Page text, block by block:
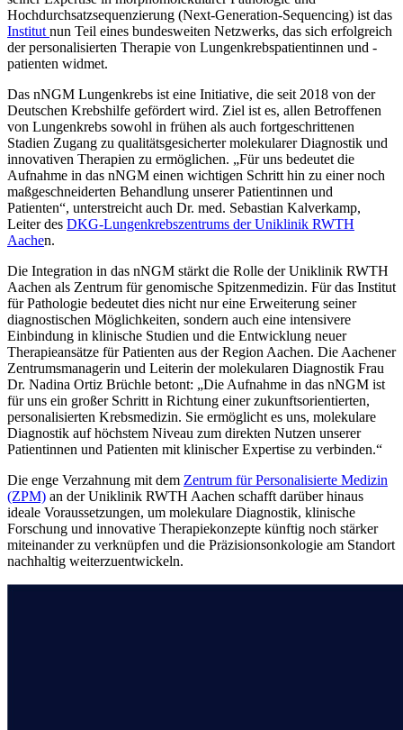
Hochdurchsatzsequenzierung (Next-Generation-Sequencing) ist das
Institutnun Teil eines bundesweiten Netzwerks, das sich erfolgreich
der personalisierten Therapie von Lungenkrebspatientinnen und -
patienten widmet.
Das nNGM Lungenkrebs ist eine Initiative, die seit 2018 von der
Deutschen Krebshilfe gefördert wird. Ziel ist es, allen Betroffenen
von Lungenkrebs sowohl in frühen als auch fortgeschrittenen
Stadien Zugang zu qualitätsgesicherter molekularer Diagnostik und
innovativen Therapien zu ermöglichen. „Für uns bedeutet die
Aufnahme in das nNGM einen wichtigen Schritt hin zu einer noch
maßgeschneiderten Behandlung unserer Patientinnen und
Patienten“, unterstreicht auch Dr. med. Sebastian Kalverkamp,
Leiter des DKG-Lungenkrebszentrums der Uniklinik RWTH
Aachen.
Die Integration in das nNGM stärkt die Rolle der Uniklinik RWTH
Aachen als Zentrum für genomische Spitzenmedizin. Für das Institut
für Pathologie bedeutet dies nicht nur eine Erweiterung seiner
diagnostischen Möglichkeiten, sondern auch eine intensivere
Einbindung in klinische Studien und die Entwicklung neuer
Therapieansätze für Patienten aus der Region Aachen. Die Aachener
Zentrumsmanagerin und Leiterin der molekularen Diagnostik Frau
Dr. Nadina Ortiz Brüchle betont: „Die Aufnahme in das nNGM ist
für uns ein großer Schritt in Richtung einer zukunftsorientierten,
personalisierten Krebsmedizin. Sie ermöglicht es uns, molekulare
Diagnostik auf höchstem Niveau zum direkten Nutzen unserer
Patientinnen und Patienten mit klinischer Expertise zu verbinden.“
Die enge Verzahnung mit dem Zentrum für Personalisierte Medizin
(ZPM) an der Uniklinik RWTH Aachen schafft darüber hinaus
ideale Voraussetzungen, um molekulare Diagnostik, klinische
Forschung und innovative Therapiekonzepte künftig noch stärker
miteinander zu verknüpfen und die Präzisionsonkologie am Standort
nachhaltig weiterzuentwickeln.